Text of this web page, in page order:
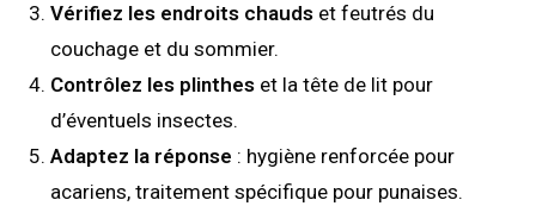
Vérifiez les endroits chauds et feutrés du
couchage et du sommier.
Contrôlez les plinthes et la tête de lit pour
d’éventuels insectes.
Adaptez la réponse : hygiène renforcée pour
acariens, traitement spécifique pour punaises.